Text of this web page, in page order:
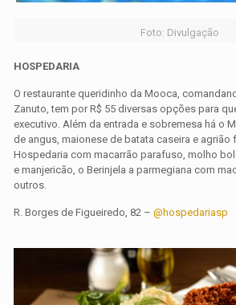
Foto: Divulgação
HOSPEDARIA
O restaurante queridinho da Mooca,
Zanuto, tem por R$ 55 diversas opções para
executivo. Além da entrada e sobremesa há o
de angus, maionese de batata caseira e agrião
Hospedaria com macarrão parafuso, molho
e manjericão, o Berinjela a parmegiana com
outros.
R. Borges de Figueiredo, 82 –@hospedariasp